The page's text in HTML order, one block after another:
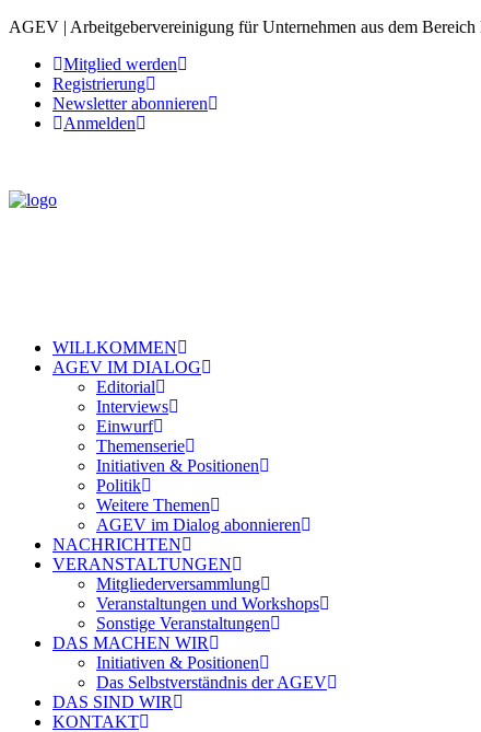
AGEV | Arbeitgebervereinigung für Unternehmen aus dem
Mitglied werden
Registrierung
Newsletter abonnieren
Anmelden
WILLKOMMEN
AGEV IM DIALOG
Editorial
Interviews
Einwurf
Themenserie
Initiativen & Positionen
Politik
Weitere Themen
AGEV im Dialog abonnieren
NACHRICHTEN
VERANSTALTUNGEN
Mitgliederversammlung
Veranstaltungen und Workshops
Sonstige Veranstaltungen
DAS MACHEN WIR
Initiativen & Positionen
Das Selbstverständnis der AGEV
DAS SIND WIR
KONTAKT